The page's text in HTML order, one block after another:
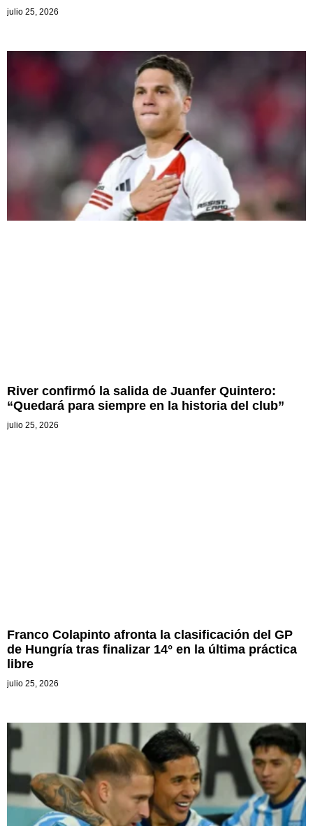
julio 25, 2026
River confirmó la salida de Juanfer Quintero:
“Quedará para siempre en la historia del club”
julio 25, 2026
Franco Colapinto afronta la clasificación del GP
de Hungría tras finalizar 14° en la última práctica
libre
julio 25, 2026